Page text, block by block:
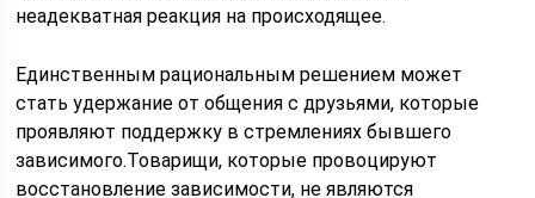
неадекватная реакция на происходящее.
Единственным рациональным решением может
стать удержание от общения с друзьями, которые
проявляют поддержку в стремлениях бывшего
зависимого.Товарищи, которые провоцируют
восстановление зависимости, не являются